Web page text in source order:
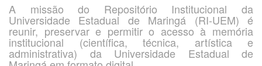
A missão do Repositório Institucional da
Universidade Estadual de Maringá (RI-UEM) é
reunir, preservar e permitir o acesso à memória
institucional (científica, técnica, artística e
administrativa) da Universidade Estadual de